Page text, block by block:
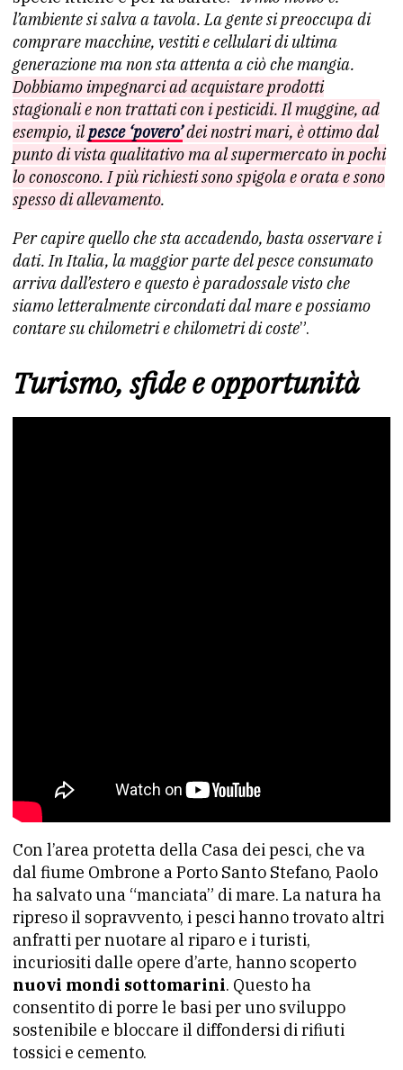
l’ambiente si salva a tavola. La gente si preoccupa di
comprare macchine, vestiti e cellulari di ultima
generazione ma non sta attenta a ciò che mangia.
Dobbiamo impegnarci ad acquistare prodotti
stagionali e non trattati con i pesticidi. Il muggine, ad
esempio, ilpesce ‘povero’dei nostri mari, è ottimo dal
punto di vista qualitativo ma al supermercato in pochi
lo conoscono. I più richiesti sono spigola e orata e sono
spesso di allevamento.
Per capire quello che sta accadendo, basta osservare i
dati. In Italia, la maggior parte del pesce consumato
arriva dall’estero e questo è paradossale visto che
siamo letteralmente circondati dal mare e possiamo
contare su chilometri e chilometri di coste”.
Turismo, sfide e opportunità
Con l’area protetta della Casa dei pesci, che va
dal fiume Ombrone a Porto Santo Stefano, Paolo
ha salvato una “manciata” di mare. La natura ha
ripreso il sopravvento, i pesci hanno trovato altri
anfratti per nuotare al riparo e i turisti,
incuriositi dalle opere d’arte, hanno scoperto
nuovi mondi sottomarini. Questo ha
consentito di porre le basi per uno sviluppo
sostenibile e bloccare il diffondersi di rifiuti
tossici e cemento.